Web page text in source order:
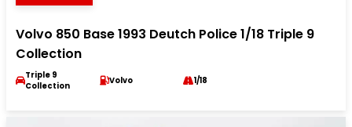
Volvo 850 Base 1993 Deutch Police 1/18 Triple 9
Collection
Triple 9
Collection
Volvo 1/18